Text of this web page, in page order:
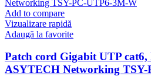
Add to compare
Vizualizare rapidă
Adaugă la favorite
Patch cord Gigabit UTP
ASYTECH Networking